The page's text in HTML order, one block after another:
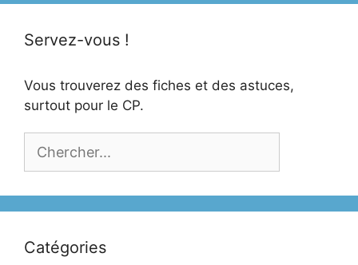
Servez-vous !
Vous trouverez des fiches et des astuces,
surtout pour le CP.
Catégories